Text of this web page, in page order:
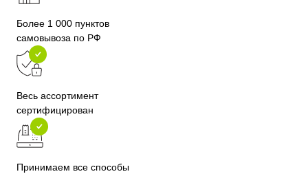
Более 1 000 пунктов
самовывоза по РФ
Весь ассортимент
сертифицирован
Принимаем все способы